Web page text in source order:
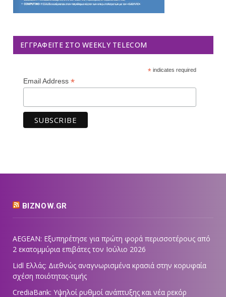
ΕΓΓΡΑΦΕΊΤΕ ΣΤΟ WEEKLY TELECOM
*indicates required
Email Address *
BIZNOW.GR
AEGEAN: Εξυπηρέτησε για πρώτη φορά περισσοτέρους από
2 εκατομμύρια επιβάτες τον Ιούλιο 2026
Lidl Ελλάς: Διεθνώς αναγνωρισμένα κρασιά στην κορυφαία
σχέση ποιότητας-τιμής
CrediaBank: Υψηλοί ρυθμοί ανάπτυξης και νέα ρεκόρ